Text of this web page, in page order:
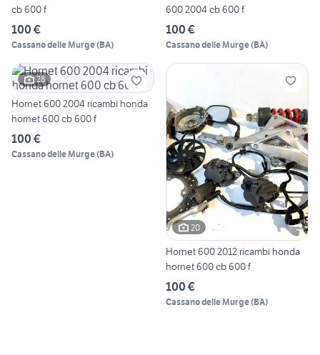
cb 600 f
100 €
Cassano delle Murge(BA)
600 2004 cb 600 f
100 €
Cassano delle Murge(BA)
28
Hornet 600 2004 ricambi honda
hornet 600 cb 600 f
100 €
Cassano delle Murge(BA)
20
Hornet 600 2012 ricambi honda
hornet 600 cb 600 f
100 €
Cassano delle Murge(BA)